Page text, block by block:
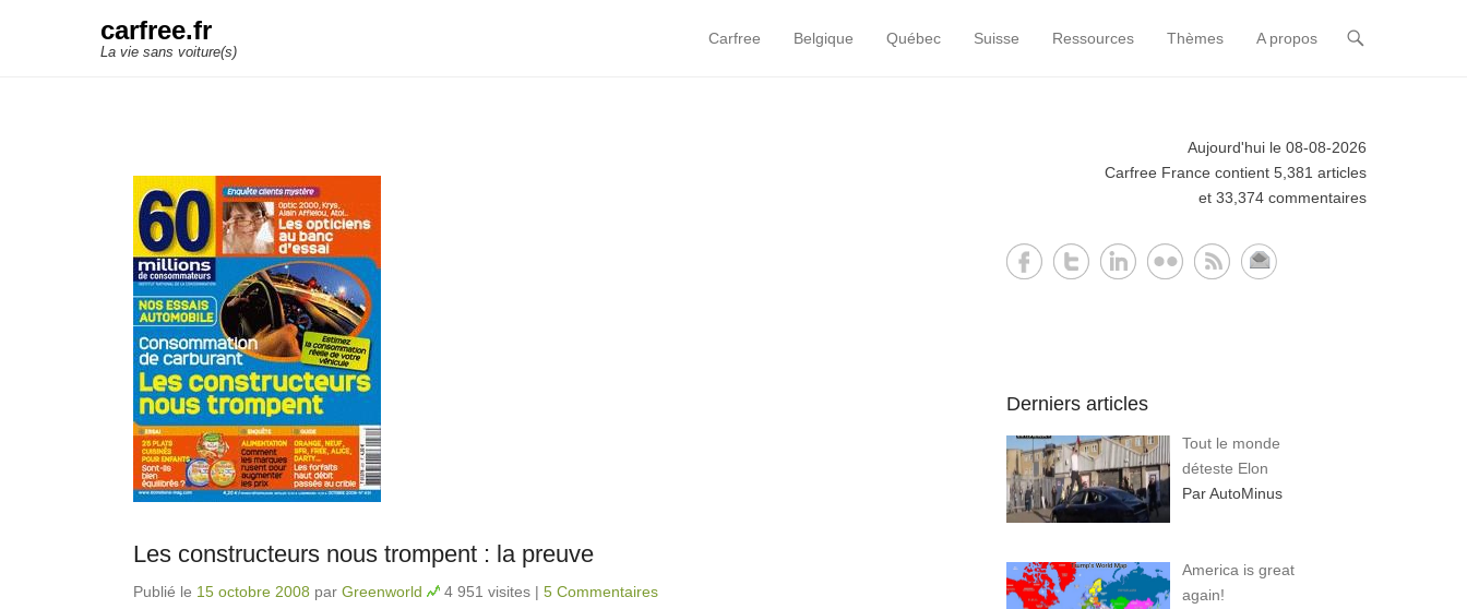
carfree.fr
La vie sans voiture(s)
Primary Menu
Skip to content
Carfree Belgique Québec Suisse Ressources Thèmes A propos
Les constructeurs nous trompent : la preuve
Publié le 15 octobre 2008 par Greenworld 4 951 visites | 5 Commentaires
Aujourd'hui le 08-08-2026
Carfree France contient 5,381 articles
et 33,374 commentaires
Derniers articles
Tout le monde
déteste Elon
Par AutoMinus
America is great
again!